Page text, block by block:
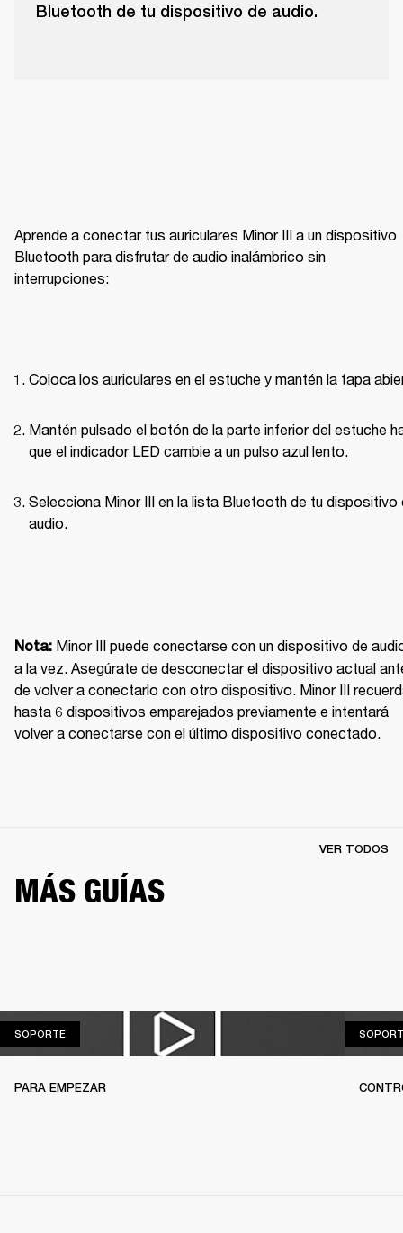
Bluetooth de tu dispositivo de audio.
Aprende a conectar tus auriculares Minor III a un dispositivo
Bluetooth para disfrutar de audio inalámbrico sin
interrupciones:
Coloca los auriculares en el estuche y mantén la tapa
Mantén pulsado el botón de la parte inferior del estuche
que el indicador LED cambie a un pulso azul lento.
Selecciona Minor III en la lista Bluetooth de tu dispositivo
audio.
Nota: Minor III puede conectarse con un dispositivo de
a la vez. Asegúrate de desconectar el dispositivo actual
de volver a conectarlo con otro dispositivo. Minor III
hasta 6 dispositivos emparejados previamente e intentará
volver a conectarse con el último dispositivo conectado.
MÁS GUÍAS
VER TODOS
SOPORTESOPORTE
PARA EMPEZAR